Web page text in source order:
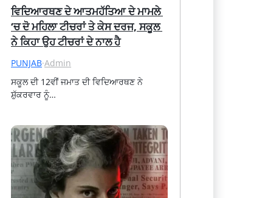
ਵਿਦਿਆਰਥਣ ਦੇ ਆਤਮਹੱਤਿਆ ਦੇ ਮਾਮਲੇ
‘ਚ ਦੋ ਮਹਿਲਾ ਟੀਚਰਾਂ ਤੇ ਕੇਸ ਦਰਜ, ਸਕੂਲ
ਨੇ ਕਿਹਾ ਉਹ ਟੀਚਰਾਂ ਦੇ ਨਾਲ ਹੈ
PUNJAB·Admin
ਸਕੂਲ ਦੀ 12ਵੀਂ ਜਮਾਤ ਦੀ ਵਿਦਿਆਰਥਣ ਨੇ
ਸ਼ੁੱਕਰਵਾਰ ਨੂੰ…